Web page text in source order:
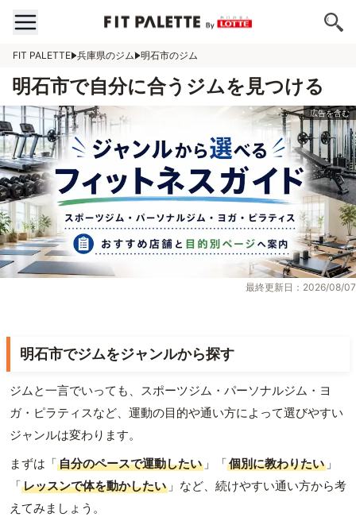
FIT PALETTE 兵庫県のジム 明石市のジム
明石市で自分に合うジムを見つける
最終更新日：2026/08/07
明石市でジムをジャンルから探す
ジムと一言でいっても、スポーツジム・パーソナルジム・ヨ
ガ・ピラティスなど、運動の目的や通い方によって選びやすい
ジャンルは変わります。
まずは「自分のペースで運動したい 」「個別に教わりたい 」
「レッスンで体を動かしたい 」など、続けやすい通い方から考
えてみましょう。